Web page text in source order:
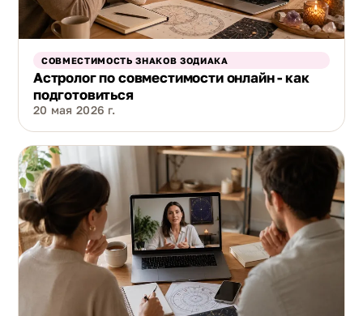
СОВМЕСТИМОСТЬ ЗНАКОВ ЗОДИАКА
Астролог по совместимости онлайн - как
подготовиться
20 мая 2026 г.